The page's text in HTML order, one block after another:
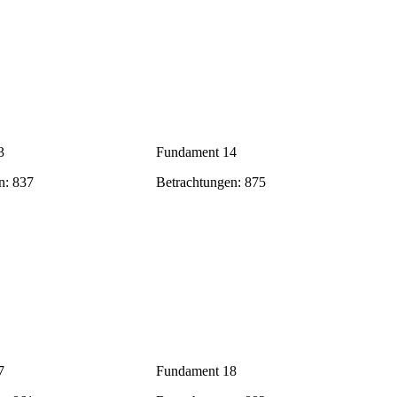
837
Fundament 14
Betrachtungen: 875
Fundament 18